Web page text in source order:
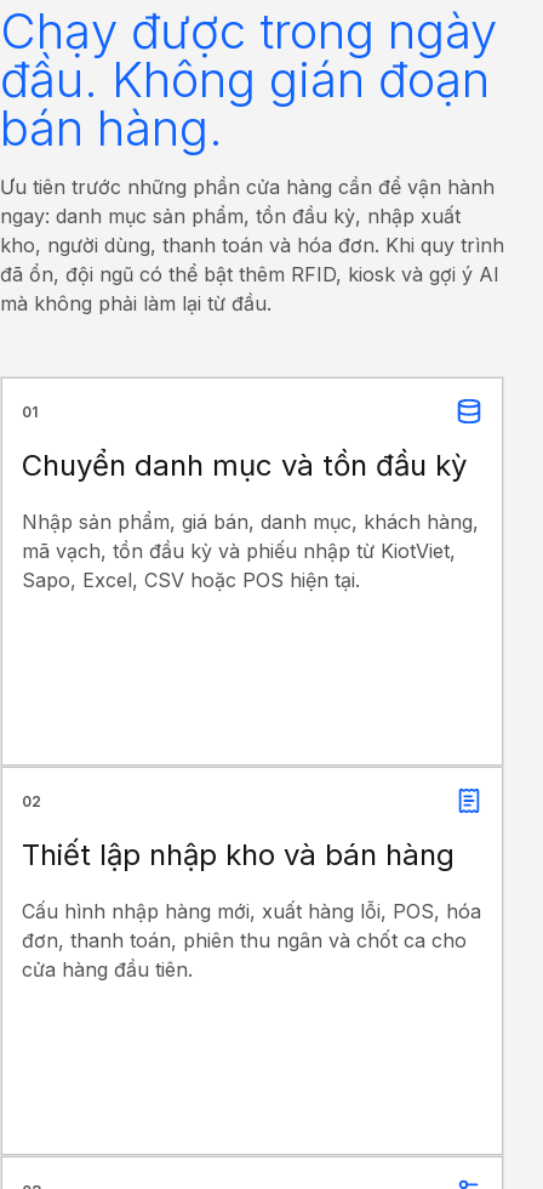
Chạy được trong ngày
đầu. Không gián đoạn
bán hàng.
Ưu tiên trước những phần cửa hàng cần để vận hành
ngay: danh mục sản phẩm, tồn đầu kỳ, nhập xuất
kho, người dùng, thanh toán và hóa đơn. Khi quy trình
đã ổn, đội ngũ có thể bật thêm RFID, kiosk và gợi ý AI
mà không phải làm lại từ đầu.
01
Chuyển danh mục và tồn đầu kỳ
Nhập sản phẩm, giá bán, danh mục, khách hàng,
mã vạch, tồn đầu kỳ và phiếu nhập từ KiotViet,
Sapo, Excel, CSV hoặc POS hiện tại.
02
Thiết lập nhập kho và bán hàng
Cấu hình nhập hàng mới, xuất hàng lỗi, POS, hóa
đơn, thanh toán, phiên thu ngân và chốt ca cho
cửa hàng đầu tiên.